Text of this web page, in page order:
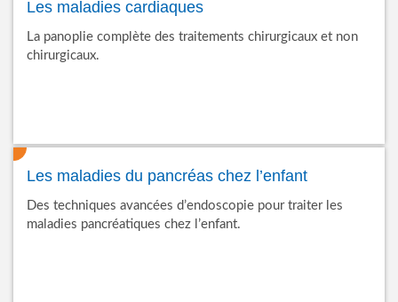
Les maladies cardiaques
La panoplie complète des traitements chirurgicaux et non
chirurgicaux.
Les maladies du pancréas chez l’enfant
Des techniques avancées d’endoscopie pour traiter les
maladies pancréatiques chez l’enfant.